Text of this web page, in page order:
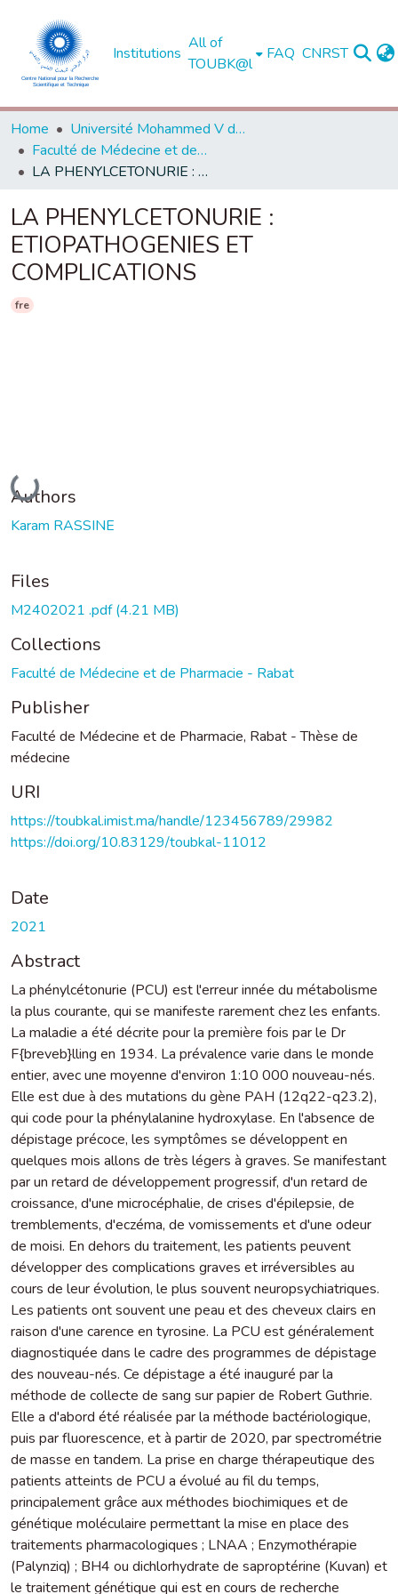
Institutions
All of
TOUBK@l
FAQ CNRST
Home
Université Mohammed V de Rabat
Faculté de Médecine et de Pharmacie - Rabat
LA PHENYLCETONURIE : ETIOPATHOGENIES ET COMPLICATIONS
LA PHENYLCETONURIE :
ETIOPATHOGENIES ET
COMPLICATIONS
fre
Loading...
Authors
Karam RASSINE
Files
M2402021 .pdf(4.21 MB)
Collections
Faculté de Médecine et de Pharmacie - Rabat
Publisher
Faculté de Médecine et de Pharmacie, Rabat - Thèse de
médecine
URI
https://toubkal.imist.ma/handle/123456789/29982
https://doi.org/10.83129/toubkal-11012
Date
2021
Abstract
La phénylcétonurie (PCU) est l'erreur innée du métabolisme
la plus courante, qui se manifeste rarement chez les enfants.
La maladie a été décrite pour la première fois par le Dr
F{breveb}lling en 1934. La prévalence varie dans le monde
entier, avec une moyenne d'environ 1:10 000 nouveau-nés.
Elle est due à des mutations du gène PAH (12q22-q23.2),
qui code pour la phénylalanine hydroxylase. En l'absence de
dépistage précoce, les symptômes se développent en
quelques mois allons de très légers à graves. Se manifestant
par un retard de développement progressif, d'un retard de
croissance, d'une microcéphalie, de crises d'épilepsie, de
tremblements, d'eczéma, de vomissements et d'une odeur
de moisi. En dehors du traitement, les patients peuvent
développer des complications graves et irréversibles au
cours de leur évolution, le plus souvent neuropsychiatriques.
Les patients ont souvent une peau et des cheveux clairs en
raison d'une carence en tyrosine. La PCU est généralement
diagnostiquée dans le cadre des programmes de dépistage
des nouveau-nés. Ce dépistage a été inauguré par la
méthode de collecte de sang sur papier de Robert Guthrie.
Elle a d'abord été réalisée par la méthode bactériologique,
puis par fluorescence, et à partir de 2020, par spectrométrie
de masse en tandem. La prise en charge thérapeutique des
patients atteints de PCU a évolué au fil du temps,
principalement grâce aux méthodes biochimiques et de
génétique moléculaire permettant la mise en place des
traitements pharmacologiques ; LNAA ; Enzymothérapie
(Palynziq) ; BH4 ou dichlorhydrate de saproptérine (Kuvan) et
le traitement génétique qui est en cours de recherche